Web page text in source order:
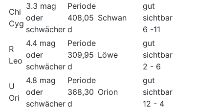
Chi
Cyg
3.3 mag
oder
schwächer
Periode
408,05
d
Schwan
gut
sichtbar
6 -11
R
Leo
4.4 mag
oder
schwächer
Periode
309,95
d
Löwe
gut
sichtbar
2 - 6
U
Ori
4.8 mag
oder
schwächer
Periode
368,30
d
Orion
gut
sichtbar
12 - 4